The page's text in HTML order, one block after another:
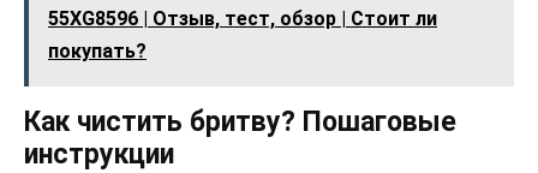
55XG8596 | Отзыв, тест, обзор | Стоит ли
покупать?
Как чистить бритву? Пошаговые
инструкции